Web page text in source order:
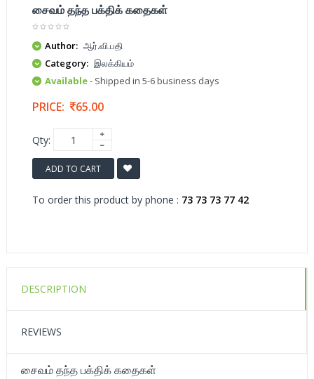
சைவம் தந்த பக்திக் கதைகள்
Author: ஆர்.வி.பதி
Category: இலக்கியம்
Available- Shipped in 5-6 business days
PRICE: 65.00
Qty:
ADD TO CART
To order this product by phone : 73 73 73 77 42
DESCRIPTION
REVIEWS
சைவம் தந்த பக்திக் கதைகள்